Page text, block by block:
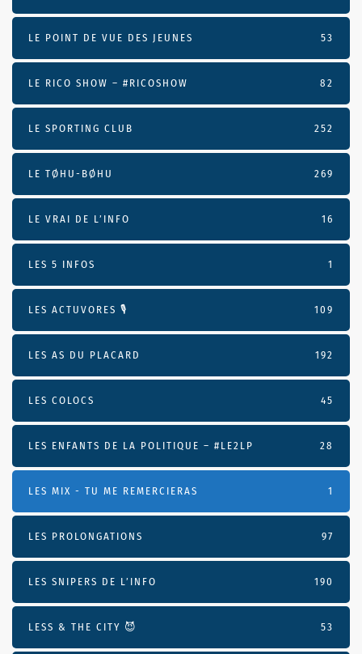
LE POINT DE VUE DES JEUNES 53
LE RICO SHOW – #RICOSHOW 82
LE SPORTING CLUB 252
LE TØHU-BØHU 269
LE VRAI DE L’INFO 16
LES 5 INFOS 1
LES ACTUVORES 🎙 109
LES AS DU PLACARD 192
LES COLOCS 45
LES ENFANTS DE LA POLITIQUE – #LE2LP 28
LES MIX - TU ME REMERCIERAS 1
LES PROLONGATIONS 97
LES SNIPERS DE L’INFO 190
LESS & THE CITY 😈 53